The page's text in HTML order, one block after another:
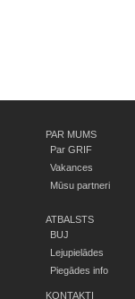
PAR MUMS
Par GRIF
Vakances
Mūsu partneri
ATBALSTS
BUJ
Lejupielādes
Piegādes info
KONTAKTI